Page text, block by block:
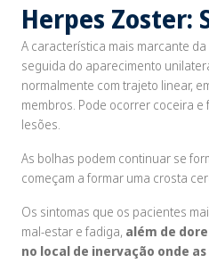
Herpes Zoster:
A característica mais marcante
seguida do aparecimento
normalmente com trajeto linear,
membros. Pode ocorrer coceira
lesões.
As bolhas podem continuar se
começam a formar uma crosta
Os sintomas que os pacientes
mal-estar e fadiga, além de
no local de inervação onde